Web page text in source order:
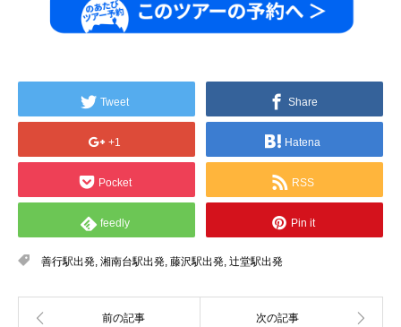
Tweet Share
+1 Hatena
Pocket RSS
feedly Pin it
善行駅出発 湘南台駅出発 藤沢駅出発 辻堂駅出発